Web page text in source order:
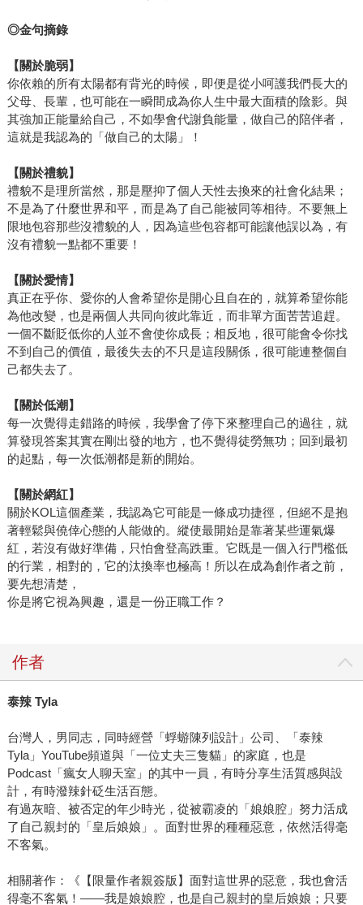
◎金句摘錄
【關於脆弱】
你依賴的所有太陽都有背光的時候，即便是從小呵護我們長大的
父母、長輩，也可能在一瞬間成為你人生中最大面積的陰影。與
其強加正能量給自己，不如學會代謝負能量，做自己的陪伴者，
這就是我認為的「做自己的太陽」！
【關於禮貌】
禮貌不是理所當然，那是壓抑了個人天性去換來的社會化結果；
不是為了什麼世界和平，而是為了自己能被同等相待。不要無上
限地包容那些沒禮貌的人，因為這些包容都可能讓他誤以為，有
沒有禮貌一點都不重要！
【關於愛情】
真正在乎你、愛你的人會希望你是開心且自在的，就算希望你能
為他改變，也是兩個人共同向彼此靠近，而非單方面苦苦追趕。
一個不斷貶低你的人並不會使你成長；相反地，很可能會令你找
不到自己的價值，最後失去的不只是這段關係，很可能連整個自
己都失去了。
【關於低潮】
每一次覺得走錯路的時候，我學會了停下來整理自己的過往，就
算發現答案其實在剛出發的地方，也不覺得徒勞無功；回到最初
的起點，每一次低潮都是新的開始。
【關於網紅】
關於KOL這個產業，我認為它可能是一條成功捷徑，但絕不是抱
著輕鬆與僥倖心態的人能做的。縱使最開始是靠著某些運氣爆
紅，若沒有做好準備，只怕會登高跌重。它既是一個入行門檻低
的行業，相對的，它的汰換率也極高！所以在成為創作者之前，
要先想清楚，
你是將它視為興趣，還是一份正職工作？
作者
泰辣 Tyla
台灣人，男同志，同時經營「蜉蝣陳列設計」公司、「泰辣
Tyla」YouTube頻道與「一位丈夫三隻貓」的家庭，也是
Podcast「瘋女人聊天室」的其中一員，有時分享生活質感與設
計，有時潑辣針砭生活百態。
有過灰暗、被否定的年少時光，從被霸凌的「娘娘腔」努力活成
了自己親封的「皇后娘娘」。面對世界的種種惡意，依然活得毫
不客氣。
相關著作：《【限量作者親簽版】面對這世界的惡意，我也會活
得毫不客氣！——我是娘娘腔，也是自己親封的皇后娘娘；只要